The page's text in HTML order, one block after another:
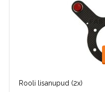
Rooli lisanupud (2x)